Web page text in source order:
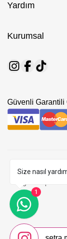
Yardım
Kurumsal
Güvenli Garantili
© 2026 Setra
Mağazası |
Size nasıl
1